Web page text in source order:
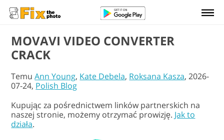
MOVAVI VIDEO CONVERTER
CRACK
TemuAnn Young, Kate Debela, Roksana Kasza, 2026-
07-24, Polish Blog
Kupując za pośrednictwem linków partnerskich na
naszej stronie, możemy otrzymać prowizję. Jak to
działa.